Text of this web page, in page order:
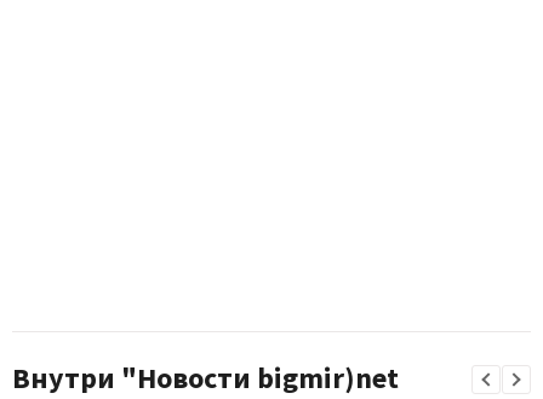
Внутри "Новости bigmir)net